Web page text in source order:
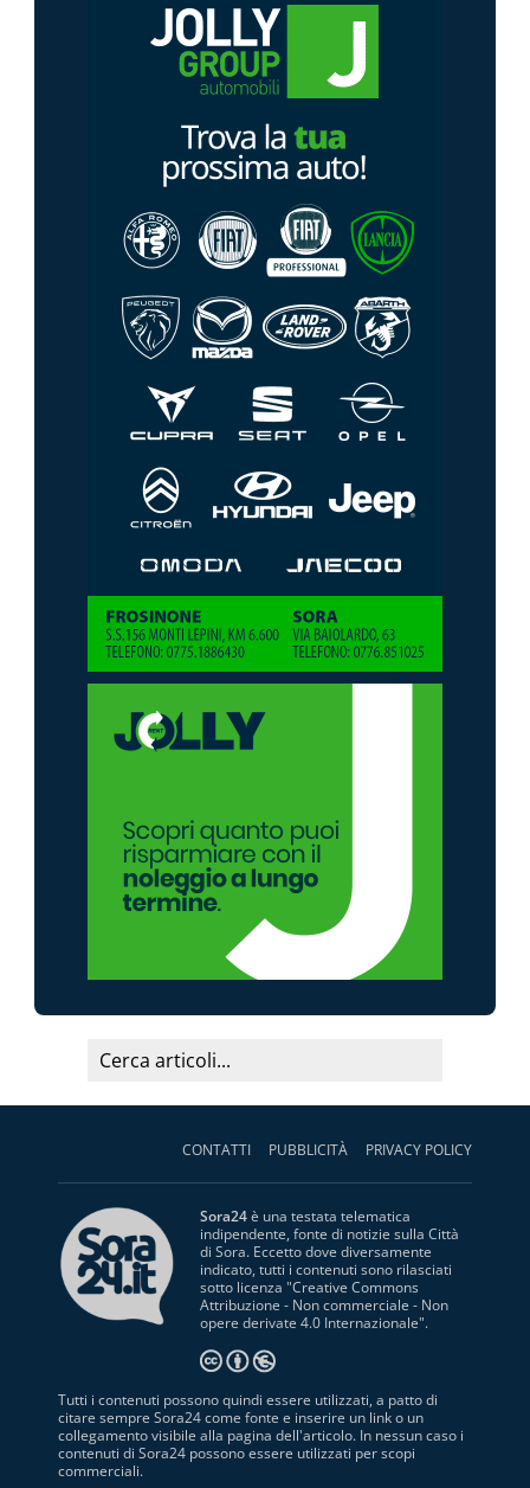
CONTATTI PUBBLICITÀ PRIVACY POLICY
Sora24è una testata telematica
indipendente, fonte di notizie sulla Città
di Sora. Eccetto dove diversamente
indicato, tutti i contenuti sono rilasciati
sotto licenza "Creative Commons
Attribuzione - Non commerciale - Non
opere derivate 4.0 Internazionale".
Tutti i contenuti possono quindi essere utilizzati, a patto di
citare sempre Sora24 come fonte e inserire un link o un
collegamento visibile alla pagina dell'articolo. In nessun caso i
contenuti di Sora24 possono essere utilizzati per scopi
commerciali.